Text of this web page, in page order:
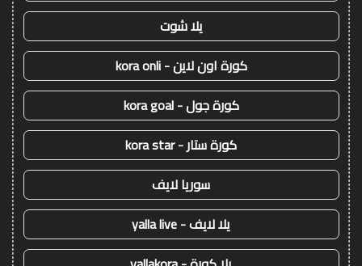
يلا شوت
كورة اون لاين - kora onli
كورة جول - kora goal
كورة ستار - kora star
سوريا لايف
يلا لايف - yalla live